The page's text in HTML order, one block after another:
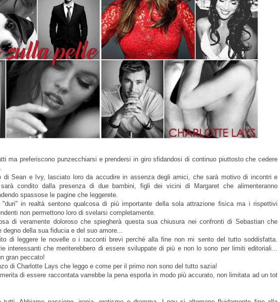
ma preferiscono punzecchiarsi e prendersi in giro sfidandosi di continuo piuttosto che cedere
di Sean e Ivy, lasciato loro da accudire in assenza degli amici, che sarà motivo di incontri e
condito dalla presenza di due bambini, figli dei vicini di Margaret che alimenteranno
spassose le pagine che leggerete.
"duri" in realtà sentono qualcosa di più importante della sola attrazione fisica ma i rispettivi
non permettono loro di svelarsi completamente.
di veramente doloroso che spiegherà questa sua chiusura nei confronti di Sebastian che
degno della sua fiducia e del suo amore...
di leggere le novelle o i racconti brevi perché alla fine non mi sento del tutto soddisfatta.
interessanti che meriterebbero di essere sviluppate di più e non lo sono per limiti editoriali...
gran peccato!
di Charlotte Lays che leggo e come per il primo non sono del tutto sazia!
di essere raccontata varrebbe la pena esporla in modo più accurato, non limitata ad un tot